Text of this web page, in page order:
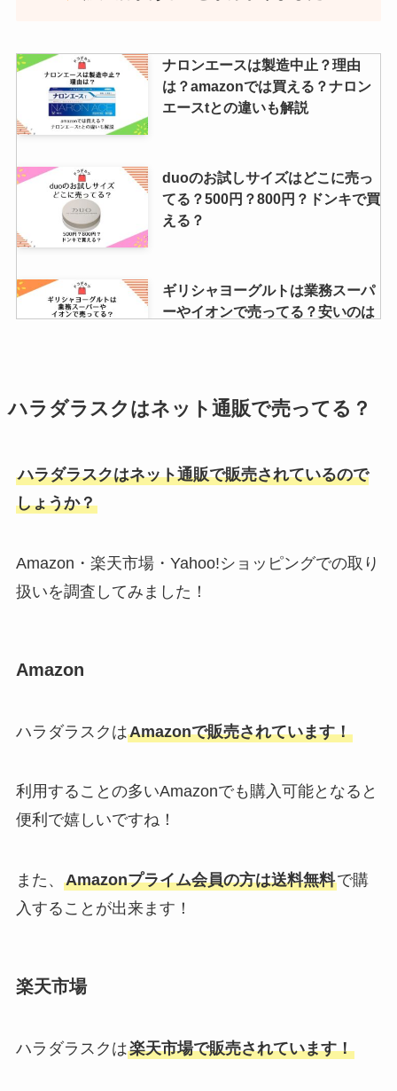
ナロンエースは製造中止？理由
は？amazonでは買える？ナロン
エースtとの違いも解説
duoのお試しサイズはどこに売っ
てる？500円？800円？ドンキで買
える？
ギリシャヨーグルトは業務スーパ
ーやイオンで売ってる？安いのは
獄激辛ペヤングが販売中止の理由
での販売店を調査！
メディプラスゲルは販売停止？な
える？口コミは？
イソー・コメリ・コーナン・カイ
ハラダラスクはネット通販で売ってる？
ハラダラスクはネット通販で販売されているので
しょうか？
Amazon・楽天市場・Yahoo!ショッピングでの取り
扱いを調査してみました！
Amazon
ハラダラスクはAmazonで販売されています！
利用することの多いAmazonでも購入可能となると
便利で嬉しいですね！
また、 Amazonプライム会員の方は送料無料で購
入することが出来ます！
楽天市場
ハラダラスクは楽天市場で販売されています！